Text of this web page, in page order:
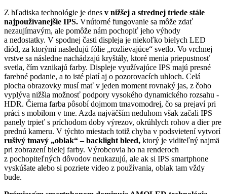
Z hľadiska technológie je dnes v nižšej a strednej triede stále
najpoužívanejšie IPS. Vnútorné fungovanie sa môže zdať
nezaujímavým, ale pomôže nám pochopiť jeho výhody
a nedostatky. V spodnej časti displeja je niekoľko bielych LED
diód, za ktorými nasledujú fólie „rozlievajúce“ svetlo. Vo vrchnej
vrstve sa následne nachádzajú kryštály, ktoré menia priepustnosť
svetla, čím vznikajú farby. Displeje využívajúce IPS majú presné
farebné podanie, a to isté platí aj o pozorovacích uhloch. Celá
plocha obrazovky musí mať v jeden moment rovnaký jas, z čoho
vyplýva nižšia možnosť podpory vysokého dynamického rozsahu -
HDR. Čierna farba pôsobí dojmom tmavomodrej, čo sa prejaví pri
práci s mobilom v tme. Azda najväčším neduhom však začali IPS
panely trpieť s príchodom doby výrezov, okrúhlych rohov a dier pre
prednú kameru. V týchto miestach totiž chyba v podsvietení vytvorí
rušivý tmavý „oblak“ – backlight bleed, ktorý je viditeľný najmä
pri zobrazení bielej farby. Výrobcovia ho na renderoch
z pochopiteľných dôvodov neukazujú, ale ak si IPS smartphone
vyskúšate alebo si pozriete video z používania, oblak tam vždy
bude.